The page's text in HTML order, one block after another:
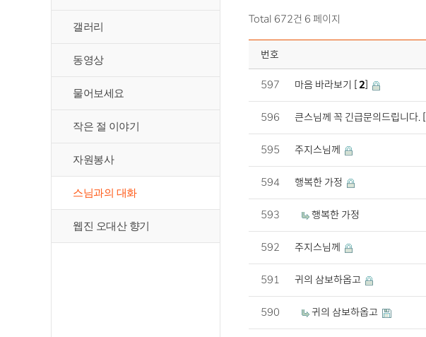
갤러리
동영상
물어보세요
작은 절 이야기
자원봉사
스님과의 대화
웹진 오대산 향기
Total 672건 6 페이지
번호
597 마음 바라보기 [2]
596 큰스님께 꼭 긴급문의드립니다. [
595 주지스님께
594 행복한 가정
593 행복한 가정
592 주지스님께
591 귀의 삼보하옵고
590 귀의 삼보하옵고